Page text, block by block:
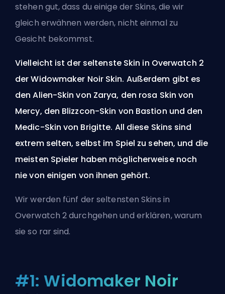
stehen gut, dass du einige der Skins, die wir
gleich erwähnen werden, nicht einmal zu
Gesicht bekommst.
Vielleicht ist der seltenste Skin in Overwatch 2
der Widowmaker Noir Skin. Außerdem gibt es
den Alien-Skin von Zarya, den rosa Skin von
Mercy, den Blizzcon-Skin von Bastion und den
Medic-Skin von Brigitte. All diese Skins sind
extrem selten, selbst im Spiel zu sehen, und die
meisten Spieler haben möglicherweise noch
nie von einigen von ihnen gehört.
Wir werden fünf der seltensten Skins in
Overwatch 2 durchgehen und erklären, warum
sie so rar sind.
#1: Widomaker Noir